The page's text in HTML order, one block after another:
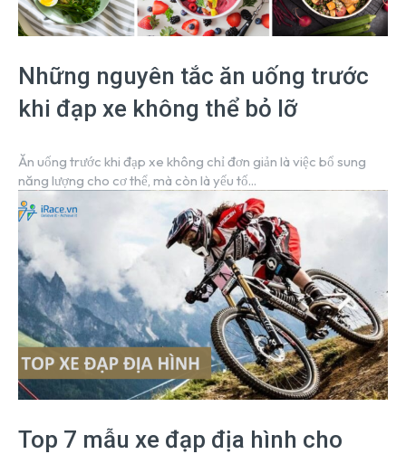
Những nguyên tắc ăn uống trước
khi đạp xe không thể bỏ lỡ
Ăn uống trước khi đạp xe không chỉ đơn giản là việc bổ sung
năng lượng cho cơ thể, mà còn là yếu tố...
Top 7 mẫu xe đạp địa hình cho